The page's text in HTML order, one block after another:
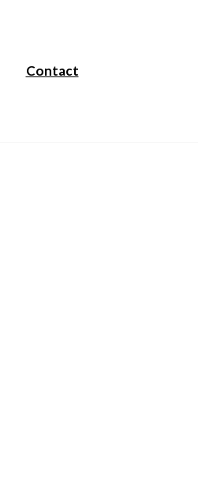
Contact